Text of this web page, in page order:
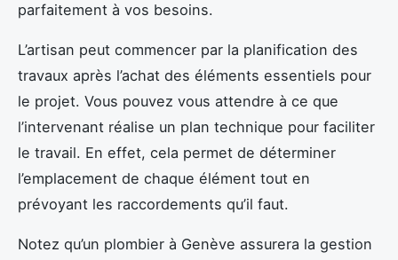
parfaitement à vos besoins.
L’artisan peut commencer par la planification des
travaux après l’achat des éléments essentiels pour
le projet. Vous pouvez vous attendre à ce que
l’intervenant réalise un plan technique pour faciliter
le travail. En effet, cela permet de déterminer
l’emplacement de chaque élément tout en
prévoyant les raccordements qu’il faut.
Notez qu’un plombier à Genève assurera la gestion